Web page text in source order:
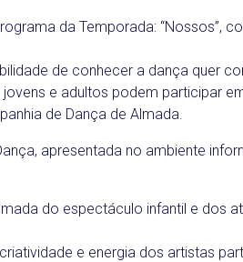
da Temporada: “Nossos”,
de conhecer a dança quer
e adultos podem participar
de Dança de Almada.
apresentada no ambiente
do espectáculo infantil e dos
e energia dos artistas